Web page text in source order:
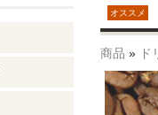
オススメ
商品 »